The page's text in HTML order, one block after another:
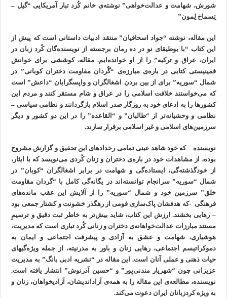
شورش، شهامت و عدالت‌خواهی” نوشته‌ی خانم کُرد تبار آمریکایی “گیل –
تِسماخ لِمون”
این مقاله، نوشته‌ “جواد اسحاقیان” منتقد ادبیات داستانی است که پیش از
این کتاب “با بوطیقای نو در ده رمان برجسته از نویسنده‌گان کُرد زبان در
ایران، عراق و ترکیه” را از او خوانده‌ایم. مقاله، کوششی برای خوانش
فمینیستی کتابی در باره‌ی مبارزه‌ی “گُردان مقاومت دختران کوبانی” در
شمال “سوریه” برای از بین بردن اشغالگران و واپسگرایان “داعش” است
که می‌خواستند خلافت اسلامی را در عراق و شام مستقر کنند و مردم این
کشورها را به ادعای خود به روزگار صدر اسلام بازگردانند و نظامی سیاسی –
نظامی و وحشیانه‌تر از “طالبان” و “القاعده” را در این دو کشور و دیگر
سرزمین‌های اسلامی و غیر اسلامی برقرار سازند.
نویسنده – که خود شاهد عینی تمامی رخدادهای این تحقیق و گزارش مشروح
بوده، از مشاهدات خود در باره‌ی دختران و زنان کُردی می‌نویسد که با ایثار،
از خودگذشته‌گی، ایستاده‌گی و شهامت در برابر اشغالگران “کوبان” در
شمال “سوریه” سرانجام توانسته‌اند در یگانه‌گی کامل با “گردان مقاومت
خلق” سرزمین خود و شمال “سوریه” را از آلایش این عقب مانده‌های
فرهنگی -که هدفشان پاک‌سازی قومی از رهگذر خشونت و کشتار جمعی بود
– رهایی بخشند. ارزش این کتاب، شاید بیش‌تر به خاطر ثبت دقیق و ترسیمِ
مستند مبارزات عدالت‌خواهانه‌ی دختران و زنانی کُرد تباری است که مدیریت،
هوشیاری، شهامت و عشق به آزادی و پیشرفت اجتماعی و ایمان به
دموکراتیسم اجتماعی، رهایی زنان و باور به مدرنیته، از جمله ویژه‌گیهای
حیات ذهنی و عملی آنان است. این مقاله در “نشریه ادبی بانگ” به مدیریت
عزیزانی چون “شهریار مندنی‌پور” و “حسین آذرنوش” انتشار یافته است.
نویسنده، مطالعه‌ی این مقاله را به همه‌ی آزاداندیشان، آزادیخواهان، زنان و
به ویژه کردزبانان ایران دعوت می‌کند.